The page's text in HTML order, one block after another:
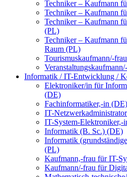
Techniker – Kaufmann
Techniker – Kaufmann
Techniker – Kaufmann
(PL)
Techniker – Kaufmann
Raum (PL)
Tourismuskaufmann/-
Informatik / IT-Entwicklung /
Elektroniker/in für
(DE)
Fachinformatiker,-in (DE)
IT-
IT-System-Elektroniker,-
Informatik (B. Sc.) (DE)
Informatik
(PL)
Kaufmann,-frau für IT-
Kaufmann/-frau für